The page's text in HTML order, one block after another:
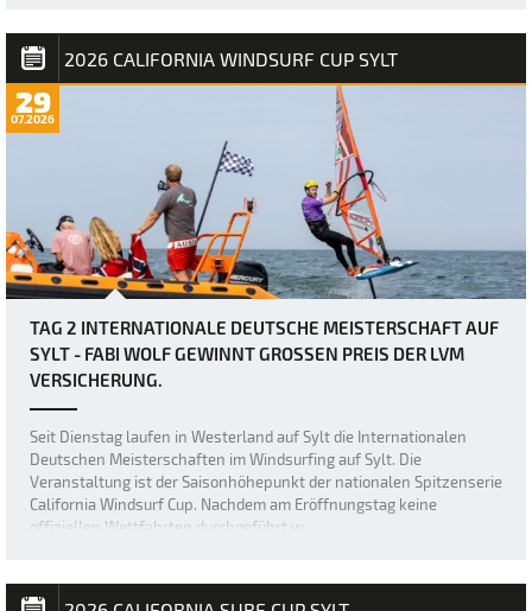
2026 CALIFORNIA WINDSURF CUP SYLT
29
07.2026
TAG 2 INTERNATIONALE DEUTSCHE MEISTERSCHAFT AUF
SYLT - FABI WOLF GEWINNT GROSSEN PREIS DER LVM V
ERSICHERUNG.
Seit Dienstag laufen in Westerland auf Sylt die Internationalen
Deutschen Meisterschaften im Windsurfing auf Sylt. Die
Veranstaltung ist der Saisonhöhepunkt der nationalen Spitzenserie
California Windsurf Cup. Nachdem am Eröffnungstag keine
offiziellen Wettfahrten durchgeführt w…